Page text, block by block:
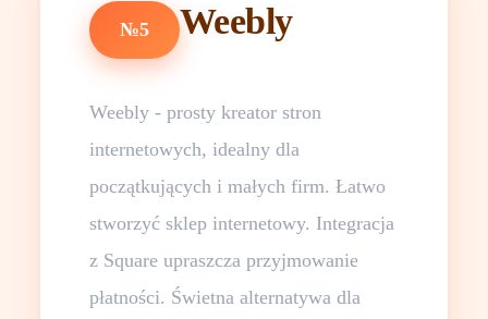
№5 Weebly
Weebly - prosty kreator stron
internetowych, idealny dla
początkujących i małych firm. Łatwo
stworzyć sklep internetowy. Integracja
z Square upraszcza przyjmowanie
płatności. Świetna alternatywa dla